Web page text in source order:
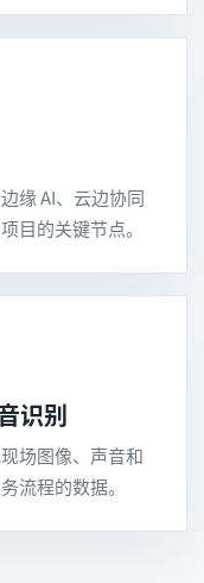
缘 AI、云边协同
目的关键节点。
识别
场图像、声音和
流程的数据。